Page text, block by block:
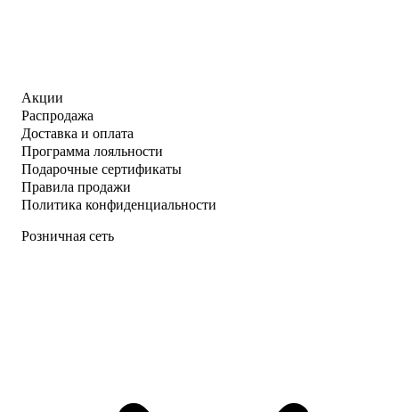
Акции
Распродажа
Доставка и оплата
Программа лояльности
Подарочные сертификаты
Правила продажи
Политика конфиденциальности
Розничная сеть